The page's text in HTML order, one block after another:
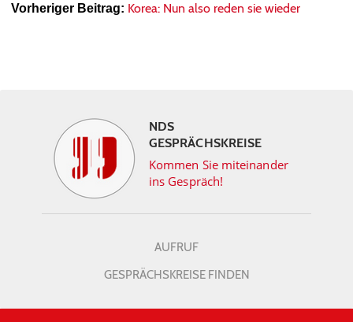
Vorheriger Beitrag: Korea: Nun also reden sie wieder
NDS
GESPRÄCHSKREISE
Kommen Sie miteinander
ins Gespräch!
AUFRUF
GESPRÄCHSKREISE FINDEN